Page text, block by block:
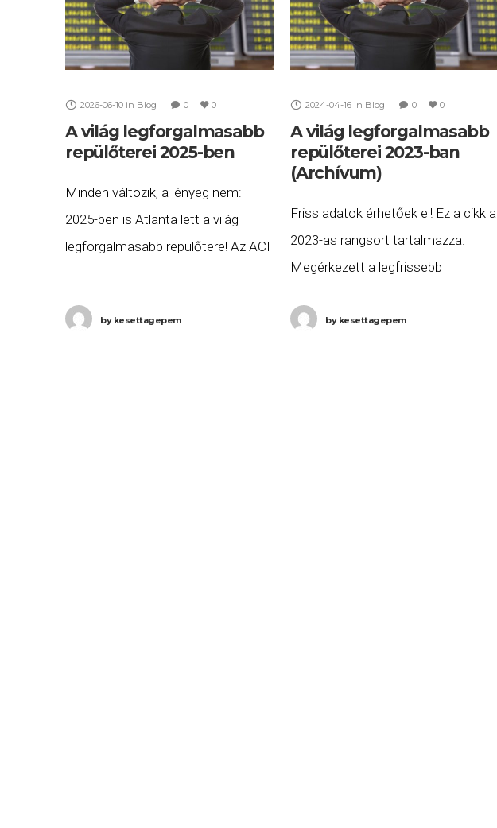
2026-06-10 in Blog 0 0
A világ legforgalmasabb
repülőterei 2025-ben
Minden változik, a lényeg nem:
2025-ben is Atlanta lett a világ
legforgalmasabb repülőtere! Az ACI
„örökös első” Atlanta (ATL) a világ
bykesettagepem
2024-04-16 in Blog 0 0
A világ legforgalmasabb
repülőterei 2023-ban
(Archívum)
Friss adatok érhetőek el! Ez a cikk a
2023-as rangsort tartalmazza.
Megérkezett a legfrissebb
legforgalmasabb repülőterei 2025-
bykesettagepem